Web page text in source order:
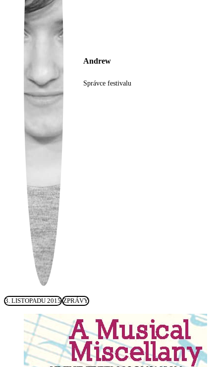
Ukrainian
Andrew
Správce festivalu
3. LISTOPADU 2015 ZPRÁVY